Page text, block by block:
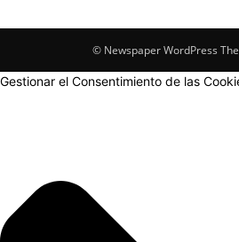
© Newspaper WordPress
Gestionar el Consentimiento de las